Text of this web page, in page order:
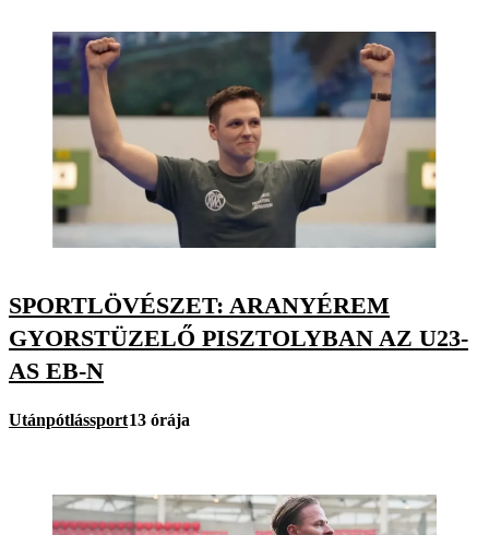
SPORTLÖVÉSZET: ARANYÉREM
GYORSTÜZELŐ PISZTOLYBAN AZ U23-
AS EB-N
Utánpótlássport13 órája